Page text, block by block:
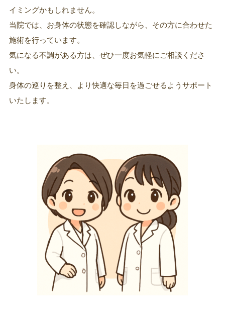
イミングかもしれません。
当院では、お身体の状態を確認しながら、その方に合わせた
施術を行っています。
気になる不調がある方は、ぜひ一度お気軽にご相談くださ
い。
身体の巡りを整え、より快適な毎日を過ごせるようサポート
いたします。